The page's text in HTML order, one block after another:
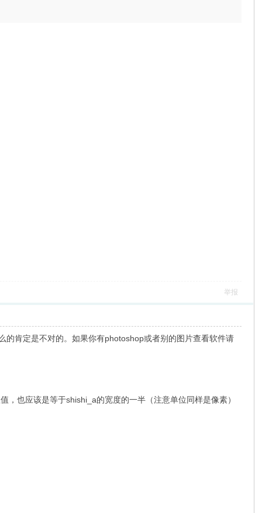
举报
的肯定是不对的。如果你有photoshop或者别的图片查看软件请
也应该是等于shishi_a的宽度的一半（注意单位同样是像素）